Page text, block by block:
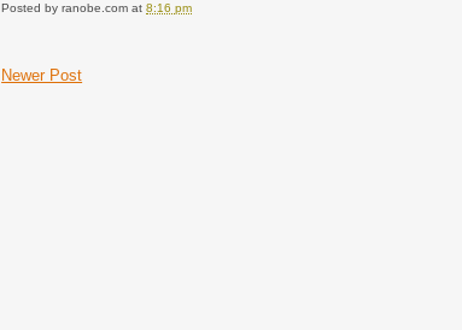
Posted byranobe.com at8:16 pm
Newer Post